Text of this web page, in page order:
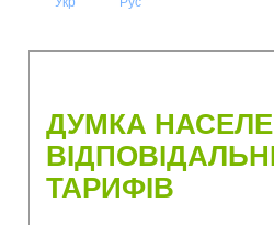
ДУМКА
ТАРИФІВ